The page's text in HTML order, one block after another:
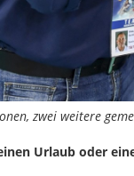
zwei weitere
Urlaub oder